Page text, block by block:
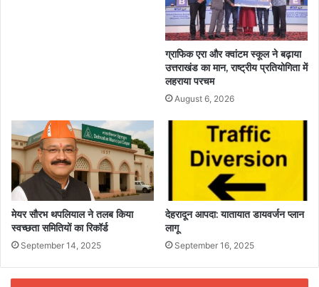
ग्राफिक एरा और क्वांटम स्कूल ने बढ़ाया
उत्तराखंड का मान, राष्ट्रीय प्रतियोगिता में
लहराया परचम
August 6, 2026
मेयर सौरभ थपलियाल ने तलब किया
स्वच्छता समितियों का रिकॉर्ड
September 14, 2025
देहरादून आपदा: यातायात डायवर्जन प्लान
लागू
September 16, 2025